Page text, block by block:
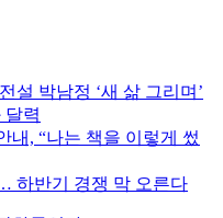
설 박남정 ‘새 삶 그리며’
달력
내, “나는 책을 이렇게 썼
하반기 경쟁 막 오른다